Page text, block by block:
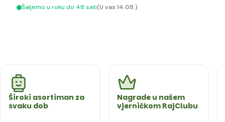
Šaljemo u roku do 48 sati(U vas 14.08.)
Široki asortiman za
svaku dob
Nagrade u našem
vjerničkom RajClubu